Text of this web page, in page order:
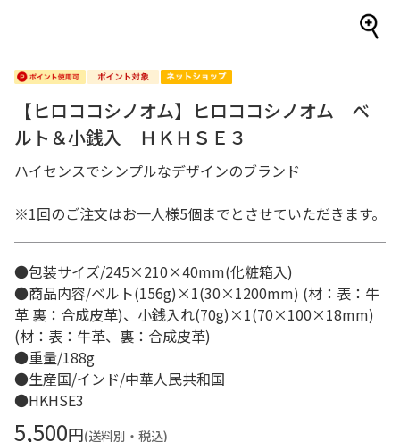
【ヒロココシノオム】ヒロココシノオム ベ
ルト＆小銭入 ＨＫＨＳＥ３
ハイセンスでシンプルなデザインのブランド
※1回のご注文はお一人様5個までとさせていただきます。
●包装サイズ/245×210×40mm(化粧箱入)
●商品内容/ベルト(156g)×1(30×1200mm) (材：表：牛
革 裏：合成皮革)、小銭入れ(70g)×1(70×100×18mm)
(材：表：牛革、裏：合成皮革)
●重量/188g
●生産国/インド/中華人民共和国
●HKHSE3
5,500円(送料別・税込)